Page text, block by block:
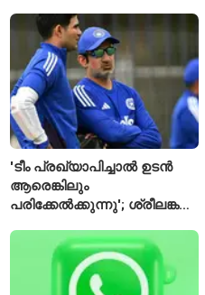
ഈമാസം 12 വരെ
'ടീം പ്രഖ്യാപിച്ചാൽ ഉടൻ
ആരെങ്കിലും
പരിക്കേൽക്കുന്നു'; ശ്രീലങ്കൻ
ടീമിനെ കുറിച്ച് മുൻതാരം